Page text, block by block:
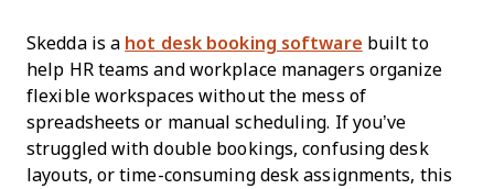
Skedda is a hot desk booking software built to
help HR teams and workplace managers organize
flexible workspaces without the mess of
spreadsheets or manual scheduling. If you’ve
struggled with double bookings, confusing desk
layouts, or time-consuming desk assignments, this